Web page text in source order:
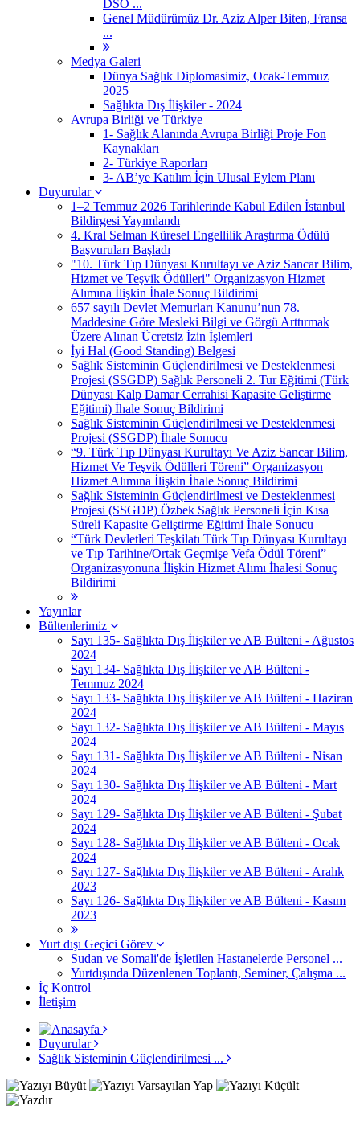
DSÖ ...
Genel Müdürümüz Dr. Aziz Alper Biten, Fransa
...
Medya Galeri
Dünya Sağlık Diplomasimiz, Ocak-Temmuz
2025
Sağlıkta Dış İlişkiler - 2024
Avrupa Birliği ve Türkiye
1- Sağlık Alanında Avrupa Birliği Proje Fon
Kaynakları
2- Türkiye Raporları
3- AB’ye Katılım İçin Ulusal Eylem Planı
Duyurular
1–2 Temmuz 2026 Tarihlerinde Kabul Edilen İstanbul
Bildirgesi Yayımlandı
4. Kral Selman Küresel Engellilik Araştırma Ödülü
Başvuruları Başladı
"10. Türk Tıp Dünyası Kurultayı ve Aziz Sancar Bilim,
Hizmet ve Teşvik Ödülleri" Organizasyon Hizmet
Alımına İlişkin İhale Sonuç Bildirimi
657 sayılı Devlet Memurları Kanunu’nun 78.
Maddesine Göre Mesleki Bilgi ve Görgü Arttırmak
Üzere Alınan Ücretsiz İzin İşlemleri
İyi Hal (Good Standing) Belgesi
Sağlık Sisteminin Güçlendirilmesi ve Desteklenmesi
Projesi (SSGDP) Sağlık Personeli 2. Tur Eğitimi (Türk
Dünyası Kalp Damar Cerrahisi Kapasite Geliştirme
Eğitimi) İhale Sonuç Bildirimi
Sağlık Sisteminin Güçlendirilmesi ve Desteklenmesi
Projesi (SSGDP) İhale Sonucu
“9. Türk Tıp Dünyası Kurultayı Ve Aziz Sancar Bilim,
Hizmet Ve Teşvik Ödülleri Töreni” Organizasyon
Hizmet Alımına İlişkin İhale Sonuç Bildirimi
Sağlık Sisteminin Güçlendirilmesi ve Desteklenmesi
Projesi (SSGDP) Özbek Sağlık Personeli İçin Kısa
Süreli Kapasite Geliştirme Eğitimi İhale Sonucu
“Türk Devletleri Teşkilatı Türk Tıp Dünyası Kurultayı
ve Tıp Tarihine/Ortak Geçmişe Vefa Ödül Töreni”
Organizasyonuna İlişkin Hizmet Alımı İhalesi Sonuç
Bildirimi
Yayınlar
Bültenlerimiz
Sayı 135- Sağlıkta Dış İlişkiler ve AB Bülteni - Ağustos
2024
Sayı 134- Sağlıkta Dış İlişkiler ve AB Bülteni -
Temmuz 2024
Sayı 133- Sağlıkta Dış İlişkiler ve AB Bülteni - Haziran
2024
Sayı 132- Sağlıkta Dış İlişkiler ve AB Bülteni - Mayıs
2024
Sayı 131- Sağlıkta Dış İlişkiler ve AB Bülteni - Nisan
2024
Sayı 130- Sağlıkta Dış İlişkiler ve AB Bülteni - Mart
2024
Sayı 129- Sağlıkta Dış İlişkiler ve AB Bülteni - Şubat
2024
Sayı 128- Sağlıkta Dış İlişkiler ve AB Bülteni - Ocak
2024
Sayı 127- Sağlıkta Dış İlişkiler ve AB Bülteni - Aralık
2023
Sayı 126- Sağlıkta Dış İlişkiler ve AB Bülteni - Kasım
2023
Yurt dışı Geçici Görev
Sudan ve Somali'de İşletilen Hastanelerde Personel ...
Yurtdışında Düzenlenen Toplantı, Seminer, Çalışma ...
İç Kontrol
İletişim
Duyurular
Sağlık Sisteminin Güçlendirilmesi ...